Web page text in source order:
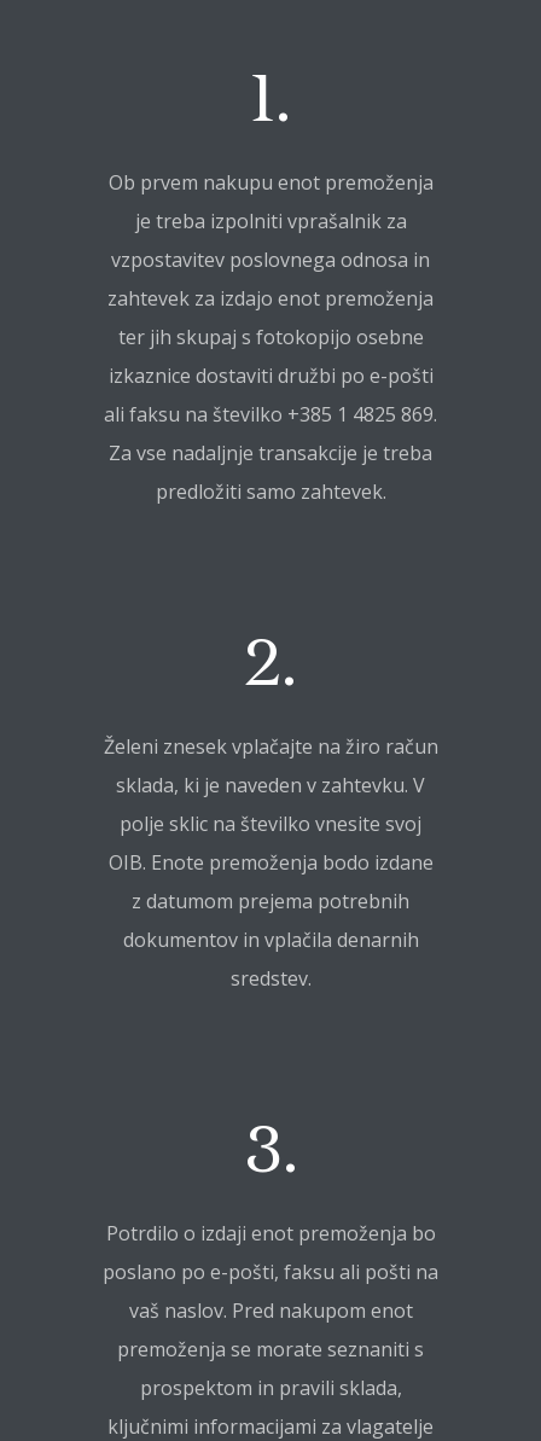
1.
Ob prvem nakupu enot premoženja
je treba izpolniti vprašalnik za
vzpostavitev poslovnega odnosa in
zahtevek za izdajo enot premoženja
ter jih skupaj s fotokopijo osebne
izkaznice dostaviti družbi po e-pošti
ali faksu na številko +385 1 4825 869.
Za vse nadaljnje transakcije je treba
predložiti samo zahtevek.
2.
Želeni znesek vplačajte na žiro račun
sklada, ki je naveden v zahtevku. V
polje sklic na številko vnesite svoj
OIB. Enote premoženja bodo izdane
z datumom prejema potrebnih
dokumentov in vplačila denarnih
sredstev.
3.
Potrdilo o izdaji enot premoženja bo
poslano po e-pošti, faksu ali pošti na
vaš naslov. Pred nakupom enot
premoženja se morate seznaniti s
prospektom in pravili sklada,
ključnimi informacijami za vlagatelje